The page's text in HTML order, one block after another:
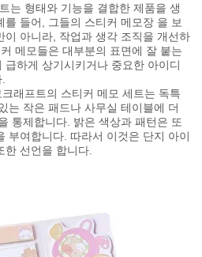
는 형태와 기능을 결합한 제품을 생
들어, 그들의 스티커 메모장 을 보
이 아니라, 작업과 생각 조직을 개선하
메모들은 대부분의 표면에 잘 붙는
하게 상기시키거나 중요한 아이디
래프트의 스티커 메모 세트는 독특
는 작은 패드나 사무실 테이블에 더
통제합니다. 밝은 색상과 패턴은 또
부여합니다. 따라서 이것은 단지 아이
한 선언을 합니다.